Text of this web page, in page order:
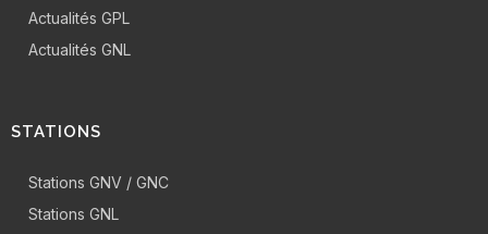
Actualités GPL
Actualités GNL
STATIONS
Stations GNV / GNC
Stations GNL